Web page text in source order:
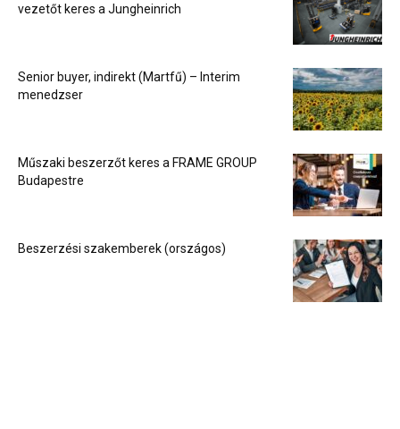
vezetőt keres a Jungheinrich
Senior buyer, indirekt (Martfű) – Interim
menedzser
Műszaki beszerzőt keres a FRAME GROUP
Budapestre
Beszerzési szakemberek (országos)